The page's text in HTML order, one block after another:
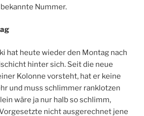
Nummer.
hat heute wieder den Montag nach
hinter sich. Seit die neue
Kolonne vorsteht, hat er keine
und muss schlimmer ranklotzen
wäre ja nur halb so schlimm,
nicht ausgerechnet jene